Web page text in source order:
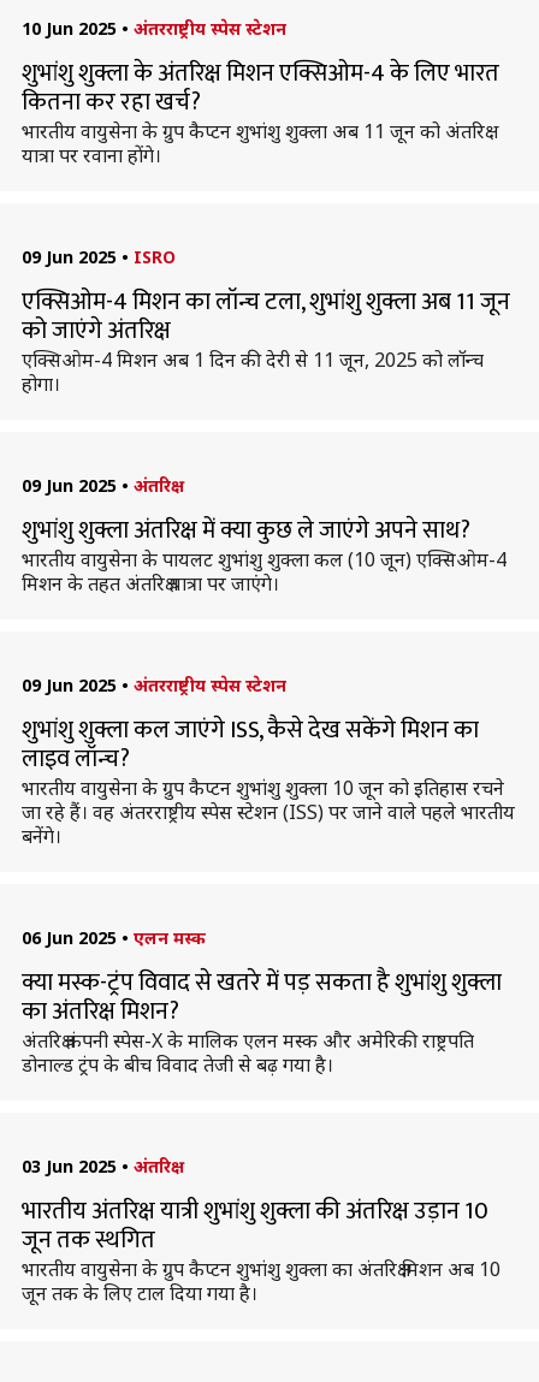
10 Jun 2025 • अंतरराष्ट्रीय स्पेस स्टेशन
शुभांशु शुक्ला के अंतरिक्ष मिशन एक्सिओम-4 के लिए भारत
कितना कर रहा खर्च?
भारतीय वायुसेना के ग्रुप कैप्टन शुभांशु शुक्ला अब 11 जून को अंतरिक्ष
यात्रा पर रवाना होंगे।
09 Jun 2025 • ISRO
एक्सिओम-4 मिशन का लॉन्च टला, शुभांशु शुक्ला अब 11 जून
को जाएंगे अंतरिक्ष
एक्सिओम-4 मिशन अब 1 दिन की देरी से 11 जून, 2025 को लॉन्च
होगा।
09 Jun 2025 • अंतरिक्ष
शुभांशु शुक्ला अंतरिक्ष में क्या कुछ ले जाएंगे अपने साथ?
भारतीय वायुसेना के पायलट शुभांशु शुक्ला कल (10 जून) एक्सिओम-4
मिशन के तहत अंतरिक्ष यात्रा पर जाएंगे।
09 Jun 2025 • अंतरराष्ट्रीय स्पेस स्टेशन
शुभांशु शुक्ला कल जाएंगे ISS, कैसे देख सकेंगे मिशन का
लाइव लॉन्च?
भारतीय वायुसेना के ग्रुप कैप्टन शुभांशु शुक्ला 10 जून को इतिहास रचने
जा रहे हैं। वह अंतरराष्ट्रीय स्पेस स्टेशन (ISS) पर जाने वाले पहले भारतीय
बनेंगे।
06 Jun 2025 • एलन मस्क
क्या मस्क-ट्रंप विवाद से खतरे में पड़ सकता है शुभांशु शुक्ला
का अंतरिक्ष मिशन?
अंतरिक्ष कंपनी स्पेस-X के मालिक एलन मस्क और अमेरिकी राष्ट्रपति
डोनाल्ड ट्रंप के बीच विवाद तेजी से बढ़ गया है।
03 Jun 2025 • अंतरिक्ष
भारतीय अंतरिक्ष यात्री शुभांशु शुक्ला की अंतरिक्ष उड़ान 10
जून तक स्थगित
भारतीय वायुसेना के ग्रुप कैप्टन शुभांशु शुक्ला का अंतरिक्ष मिशन अब 10
जून तक के लिए टाल दिया गया है।